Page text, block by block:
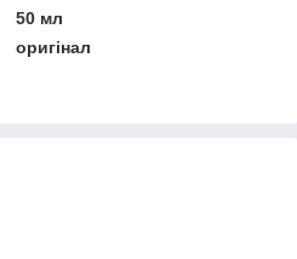
50 мл
оригінал